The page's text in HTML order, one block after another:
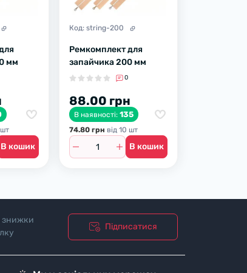
мм
В кошик
Код: string-200
Ремкомплект для
запайчика 200 мм
0
88.00 грн
В наявності: 135
74.80 грн вiд 10 шт
В кошик
знижки
Підписатися